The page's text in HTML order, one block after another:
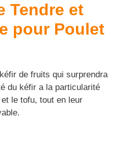
Tendre et
pour Poulet
de fruits qui surprendra
du kéfir a la particularité
le tofu, tout en leur